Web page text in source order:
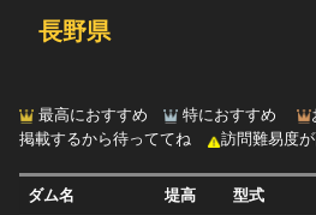
長野県
最高におすすめ 特におすすめ
掲載するから待っててね
訪問難易度
ダム名 堤高 型式